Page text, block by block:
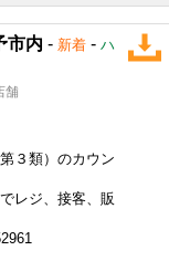
市内 - 新着 - ハ
舗
３類）のカウン
レジ、接客、販